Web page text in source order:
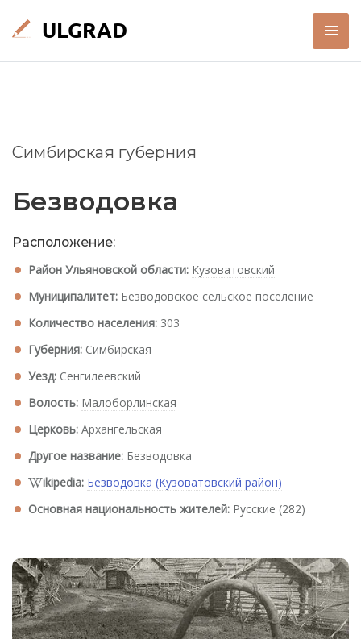
Симбирская губерния
Безводовка
Расположение:
Район Ульяновской области: Кузоватовский
Муниципалитет: Безводовское сельское поселение
Количество населения: 303
Губерния: Симбирская
Уезд: Сенгилеевский
Волость: Малоборлинская
Церковь: Архангельская
Другое название: Безводовка
ikipedia: Безводовка (Кузоватовский район)
Основная национальность жителей: Русские (282)